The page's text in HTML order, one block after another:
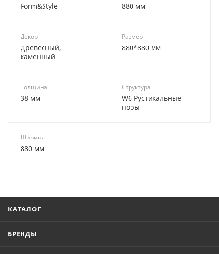
Form&Style 880 мм
Декор
Древесный,
каменный
Размер
880*880 мм
Толщина
38 мм
Структура
W6 Рустикальные
поры
Ширина
880 мм
КАТАЛОГ
БРЕНДЫ